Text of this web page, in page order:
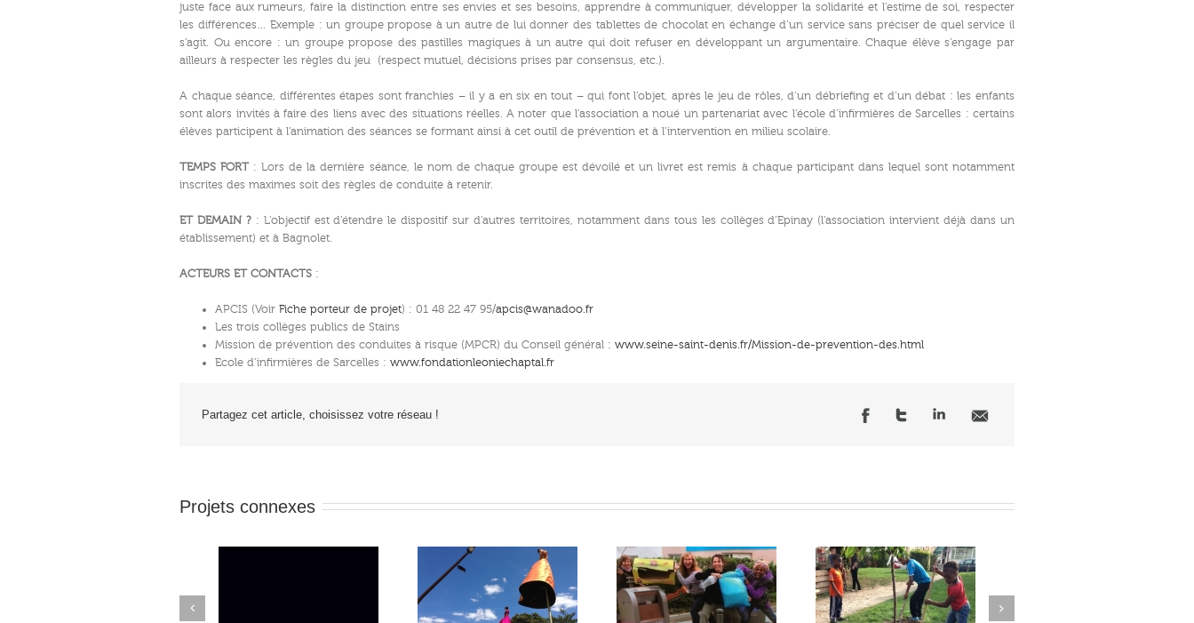
juste face aux rumeurs, faire la distinction entre ses envies et ses besoins, apprendre à communiquer, développer la solidarité et l’estime de soi, respecter
les différences… Exemple : un groupe propose à un autre de lui donner des tablettes de chocolat en échange d’un service sans préciser de quel service il
s’agit. Ou encore : un groupe propose des pastilles magiques à un autre qui doit refuser en développant un argumentaire. Chaque élève s’engage par
ailleurs à respecter les règles du jeu (respect mutuel, décisions prises par consensus, etc.).
A chaque séance, différentes étapes sont franchies – il y a en six en tout – qui font l’objet, après le jeu de rôles, d’un débriefing et d’un débat : les enfants
sont alors invités à faire des liens avec des situations réelles. A noter que l’association a noué un partenariat avec l’école d’infirmières de Sarcelles : certains
élèves participent à l’animation des séances se formant ainsi à cet outil de prévention et à l’intervention en milieu scolaire.
TEMPS FORT: Lors de la dernière séance, le nom de chaque groupe est dévoilé et un livret est remis à chaque participant dans lequel sont notamment
inscrites des maximes soit des règles de conduite à retenir.
ET DEMAIN ? : L’objectif est d’étendre le dispositif sur d’autres territoires, notamment dans tous les collèges d’Epinay (l’association intervient déjà dans un
établissement) et à Bagnolet.
ACTEURS ET CONTACTS :
APCIS (Voir Fiche porteur de projet) : 01 48 22 47 95/apcis@wanadoo.fr
Les trois collèges publics de Stains
Mission de prévention des conduites à risque (MPCR) du Conseil général : www.seine-saint-denis.fr/Mission-de-prevention-des.html
Ecole d’infirmières de Sarcelles : www.fondationleoniechaptal.fr
Partagez cet article, choisissez votre réseau !
Projets connexes
Previous
Next